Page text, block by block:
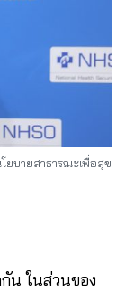
บายสาธารณะเพื่อสุข
น ในส่วนของ